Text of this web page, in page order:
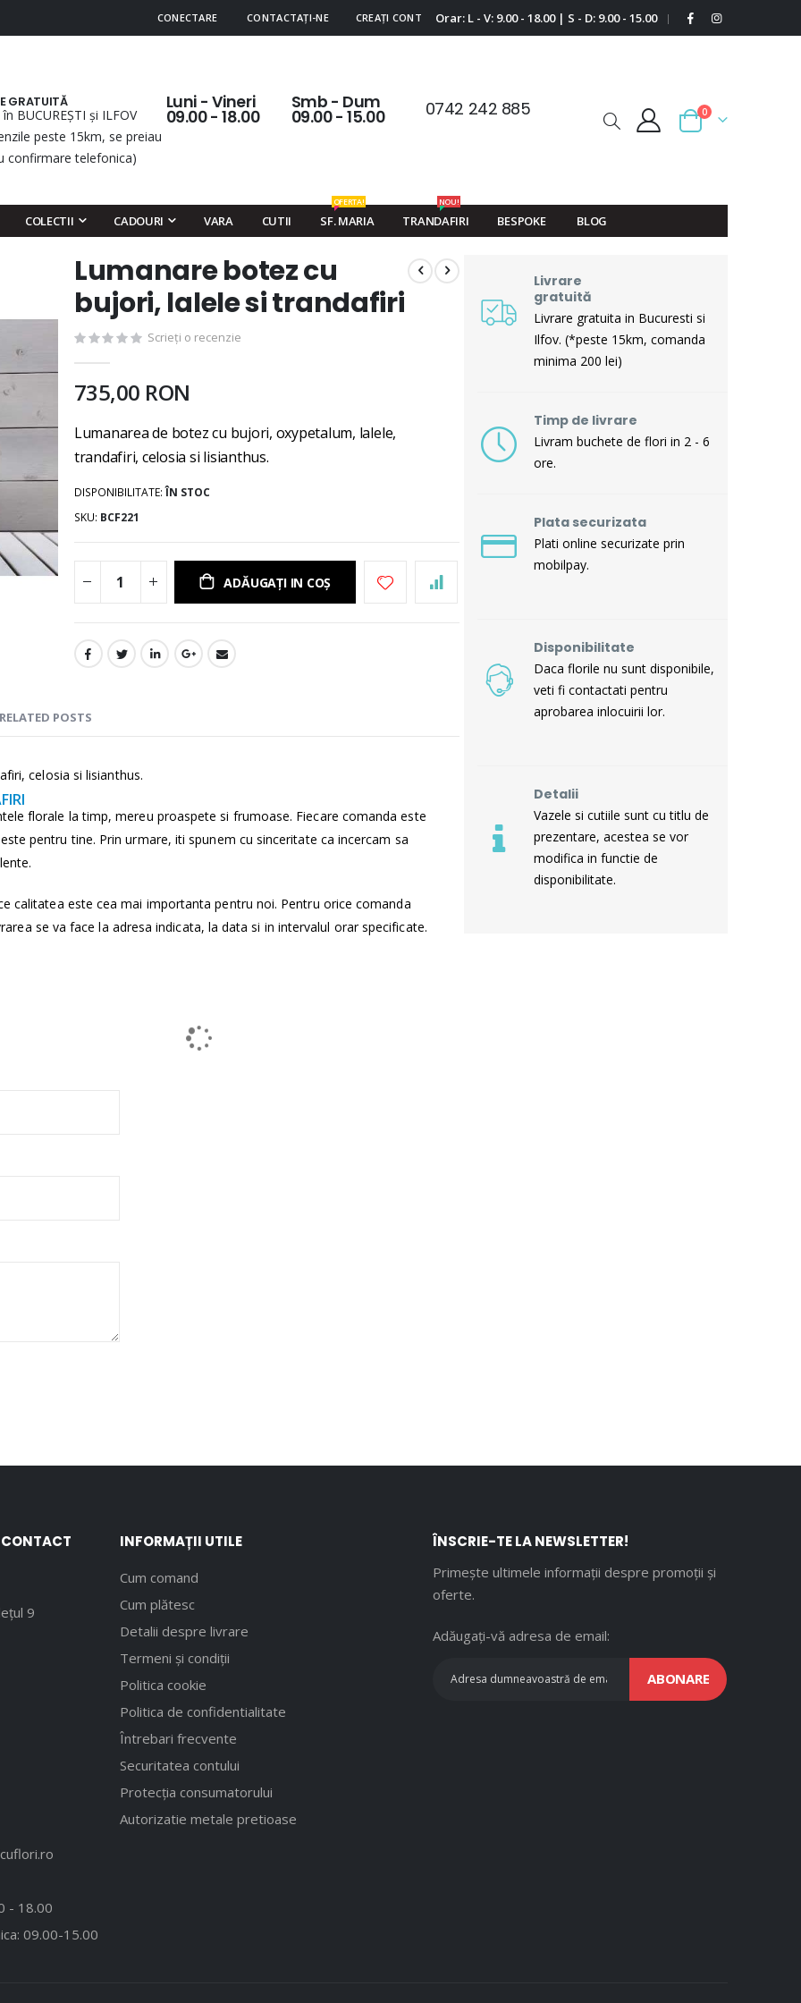
CONECTARE CONTACTAȚI-NE CREAȚI CONT Orar: L - V: 9.00 - 18.00 | S - D: 9.00 - 15.00 |
GRATUITĂ
BUCUREȘTI și ILFOV
peste 15km, se preiau
confirmare telefonica)
Luni - Vineri
09.00 - 18.00
Smb - Dum
09.00 - 15.00 0742 242 885
Cart
0
COLECTII CADOURI VARA CUTII SF. MARIA
OFERTA!
TRANDAFIRI
NOU!
BESPOKE BLOG
Skip
beginning
the
images
Lumanare botez cu
bujori, lalele si trandafiri
Scrieți o recenzie
735,00 RON
Lumanarea de botez cu bujori, oxypetalum, lalele,
trandafiri, celosia si lisianthus.
DISPONIBILITATE: ÎN STOC
SKU BCF221
ADĂUGAȚI IN COȘ
celosia si lisianthus.
florale la timp, mereu proaspete si frumoase. Fiecare comanda este
pentru tine. Prin urmare, iti spunem cu sinceritate ca incercam sa
calitatea este cea mai importanta pentru noi. Pentru orice comanda
se va face la adresa indicata, la data si in intervalul orar specificate.
RELATED POSTS
Livrare
gratuită
Livrare gratuita in Bucuresti si
Ilfov. (*peste 15km, comanda
minima 200 lei)
Timp de livrare
Livram buchete de flori in 2 - 6
ore.
Plata securizata
Plati online securizate prin
mobilpay.
Disponibilitate
Daca florile nu sunt disponibile,
veti fi contactati pentru
aprobarea inlocuirii lor.
Detalii
Vazele si cutiile sunt cu titlu de
prezentare, acestea se vor
modifica in functie de
disponibilitate.
9
- 18.00
09.00-15.00
INFORMAȚII UTILE
Cum comand
Cum plătesc
Detalii despre livrare
Termeni și condiții
Politica cookie
Politica de confidentialitate
Întrebari frecvente
Securitatea contului
Protecția consumatorului
Autorizatie metale pretioase
ÎNSCRIE-TE LA NEWSLETTER!
Primește ultimele informații despre promoții și
oferte.
Adăugați-vă adresa de email:
ABONARE